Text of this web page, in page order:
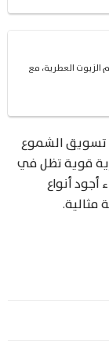
العطرية، مع
تسويق الشموع
قوية تظل في
أنواع